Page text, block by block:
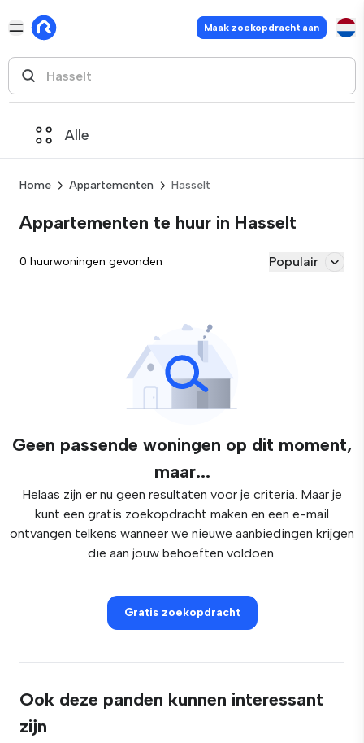
Maak zoekopdracht aan
Alle
Home Appartementen Hasselt
Appartementen te huur in Hasselt
0 huurwoningen gevonden Populair
Geen passende woningen op dit moment,
maar...
Helaas zijn er nu geen resultaten voor je criteria. Maar je
kunt een gratis zoekopdracht maken en een e-mail
ontvangen telkens wanneer we nieuwe aanbiedingen krijgen
die aan jouw behoeften voldoen.
Gratis zoekopdracht
Ook deze panden kunnen interessant
zijn